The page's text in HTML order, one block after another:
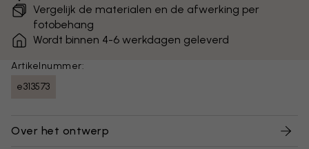
Vergelijk de materialen en de afwerking per
fotobehang
Wordt binnen 4-6 werkdagen geleverd
Artikelnummer:
e313573
Over het ontwerp